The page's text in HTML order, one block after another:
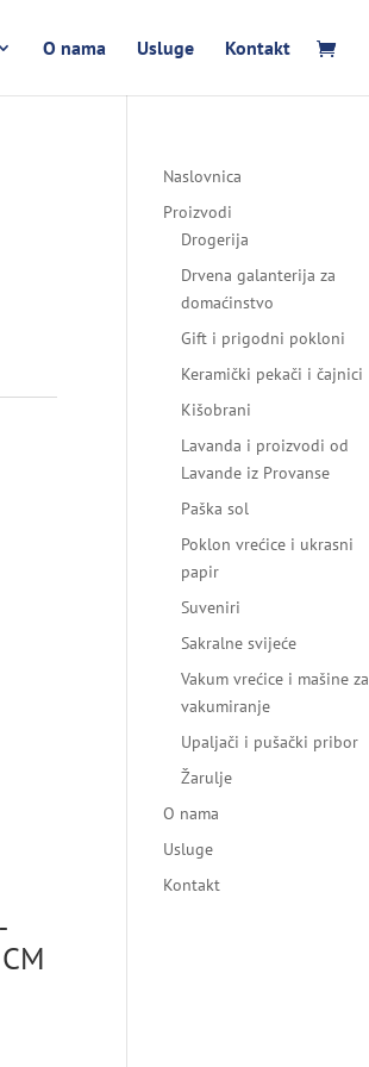
O nama Usluge Kontakt
Naslovnica
Proizvodi
Drogerija
Drvena galanterija za
domaćinstvo
Gift i prigodni pokloni
Keramički pekači i čajnici
Kišobrani
Lavanda i proizvodi od
Lavande iz Provanse
Paška sol
Poklon vrećice i ukrasni
papir
Suveniri
Sakralne svijeće
Vakum vrećice i mašine za
vakumiranje
Upaljači i pušački pribor
Žarulje
O nama
Usluge
Kontakt